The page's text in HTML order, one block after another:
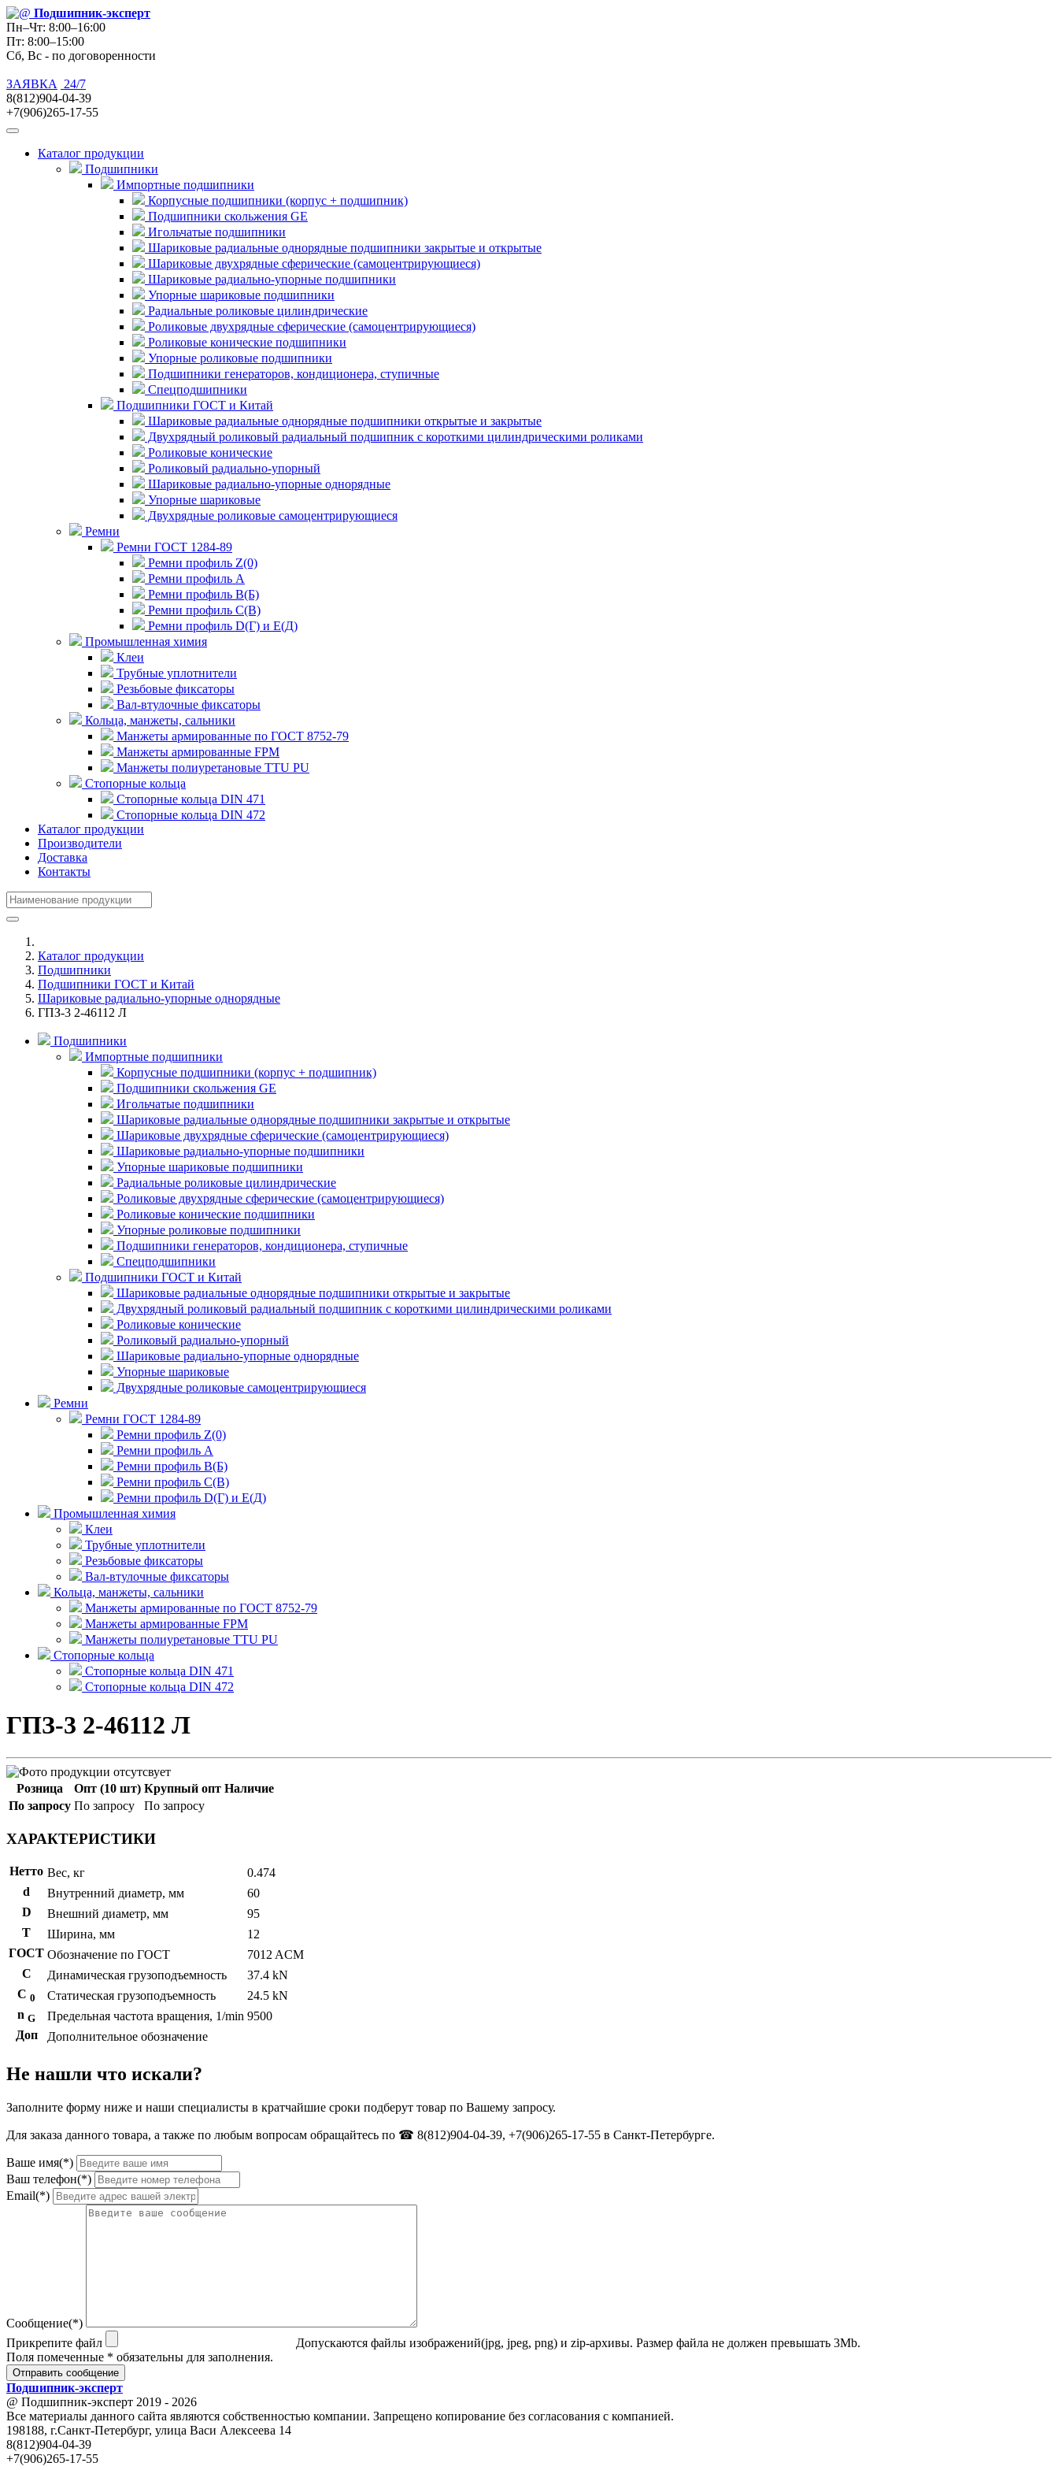
Подшипник-эксперт
Пн–Чт: 8:00–16:00
Пт: 8:00–15:00
Сб, Вс - по договоренности
ЗАЯВКА
24/7
8(812)904-04-39
+7(906)265-17-55
Каталог продукции
Подшипники
Импортные подшипники
Корпусные подшипники (корпус + подшипник)
Подшипники скольжения GE
Игольчатые подшипники
Шариковые радиальные однорядные подшипники закрытые и открытые
Шариковые двухрядные сферические (самоцентрирующиеся)
Шариковые радиально-упорные подшипники
Упорные шариковые подшипники
Радиальные роликовые цилиндрические
Роликовые двухрядные сферические (самоцентрирующиеся)
Роликовые конические подшипники
Упорные роликовые подшипники
Подшипники генераторов, кондиционера, ступичные
Спецподшипники
Подшипники ГОСТ и Китай
Шариковые радиальные однорядные подшипники открытые и закрытые
Двухрядный роликовый радиальный подшипник с короткими цилиндрическими роликами
Роликовые конические
Роликовый радиально-упорный
Шариковые радиально-упорные однорядные
Упорные шариковые
Двухрядные роликовые самоцентрирующиеся
Ремни
Ремни ГОСТ 1284-89
Ремни профиль Z(0)
Ремни профиль А
Ремни профиль В(Б)
Ремни профиль С(В)
Ремни профиль D(Г) и E(Д)
Промышленная химия
Клеи
Трубные уплотнители
Резьбовые фиксаторы
Вал-втулочные фиксаторы
Кольца, манжеты, сальники
Манжеты армированные по ГОСТ 8752-79
Манжеты армированные FPM
Манжеты полиуретановые TTU PU
Стопорные кольца
Стопорные кольца DIN 471
Стопорные кольца DIN 472
Каталог продукции
Производители
Доставка
Контакты
Каталог продукции
Подшипники
Подшипники ГОСТ и Китай
Шариковые радиально-упорные однорядные
ГПЗ-3 2-46112 Л
Подшипники
Импортные подшипники
Корпусные подшипники (корпус + подшипник)
Подшипники скольжения GE
Игольчатые подшипники
Шариковые радиальные однорядные подшипники закрытые и открытые
Шариковые двухрядные сферические (самоцентрирующиеся)
Шариковые радиально-упорные подшипники
Упорные шариковые подшипники
Радиальные роликовые цилиндрические
Роликовые двухрядные сферические (самоцентрирующиеся)
Роликовые конические подшипники
Упорные роликовые подшипники
Подшипники генераторов, кондиционера, ступичные
Спецподшипники
Подшипники ГОСТ и Китай
Шариковые радиальные однорядные подшипники открытые и закрытые
Двухрядный роликовый радиальный подшипник с короткими цилиндрическими роликами
Роликовые конические
Роликовый радиально-упорный
Шариковые радиально-упорные однорядные
Упорные шариковые
Двухрядные роликовые самоцентрирующиеся
Ремни
Ремни ГОСТ 1284-89
Ремни профиль Z(0)
Ремни профиль А
Ремни профиль В(Б)
Ремни профиль С(В)
Ремни профиль D(Г) и E(Д)
Промышленная химия
Клеи
Трубные уплотнители
Резьбовые фиксаторы
Вал-втулочные фиксаторы
Кольца, манжеты, сальники
Манжеты армированные по ГОСТ 8752-79
Манжеты армированные FPM
Манжеты полиуретановые TTU PU
Стопорные кольца
Стопорные кольца DIN 471
Стопорные кольца DIN 472
ГПЗ-3 2-46112 Л
Розница Опт (10 шт) Крупный опт Наличие
По запросу По запросу По запросу
ХАРАКТЕРИСТИКИ
Нетто Вес, кг
0.474
d
Внутренний диаметр, мм
60
D
Внешний диаметр, мм
95
T
Ширина, мм
12
ГОСТ Обозначение по ГОСТ
7012 ACM
C
Динамическая грузоподъемность
37.4 kN
С 0 Статическая грузоподъемность
24.5 kN
n G Предельная частота вращения, 1/min 9500
Доп
Дополнительное обозначение
Не нашли что искали?
Заполните форму ниже и наши специалисты в кратчайшие сроки подберут товар по Вашему запросу.
Для заказа данного товара, а также по любым вопросам обращайтесь по ☎ 8(812)904-04-39, +7(906)265-17-55 в Санкт-Петербурге.
Ваше имя(*)
Ваш телефон(*)
Email(*)
Сообщение(*)
Прикрепите файл
Допускаются файлы изображений(jpg, jpeg, png) и zip-архивы. Размер файла не должен превышать 3Mb.
Поля помеченные * обязательны для заполнения.
Отправить сообщение
Подшипник-эксперт
@ Подшипник-эксперт 2019 - 2026
Все материалы данного сайта являются собственностью компании. Запрещено копирование без согласования с компанией.
198188, г.Санкт-Петербург, улица Васи Алексеева 14
8(812)904-04-39
+7(906)265-17-55